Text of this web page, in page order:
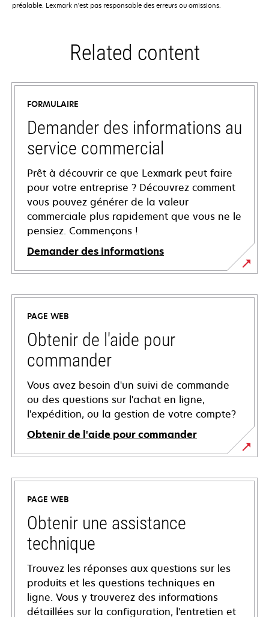
préalable. Lexmark n'est pas responsable des erreurs ou omissions.
Related content
FORMULAIRE
Demander des informations au
service commercial
Prêt à découvrir ce que Lexmark peut faire
pour votre entreprise ? Découvrez comment
vous pouvez générer de la valeur
commerciale plus rapidement que vous ne le
pensiez. Commençons !
Demander des informations
PAGE WEB
Obtenir de l'aide pour
commander
Vous avez besoin d'un suivi de commande
ou des questions sur l'achat en ligne,
l'expédition, ou la gestion de votre compte?
Obtenir de l'aide pour commander
PAGE WEB
Obtenir une assistance
technique
Trouvez les réponses aux questions sur les
produits et les questions techniques en
ligne. Vous y trouverez des informations
détaillées sur la configuration, l'entretien et